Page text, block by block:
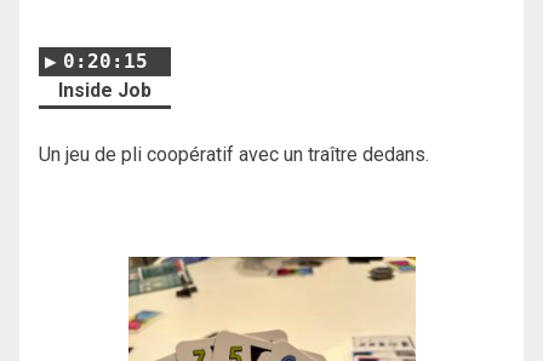
0:20:15
Inside Job
Un jeu de pli coopératif avec un traître dedans.